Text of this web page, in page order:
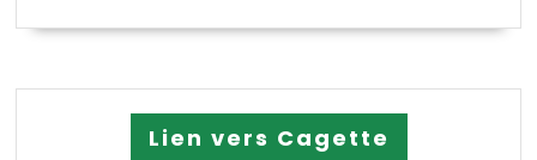
Lien vers Cagette